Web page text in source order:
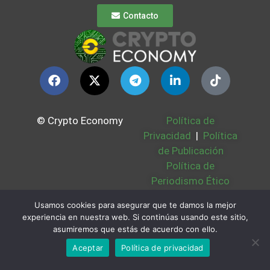
Contacto
© Crypto Economy
Política de
Privacidad | Política
de Publicación
Política de
Periodismo Ético
Bases Legales |
Partners | Sobre
Nosotros
Usamos cookies para asegurar que te damos la mejor
experiencia en nuestra web. Si continúas usando este sitio,
asumiremos que estás de acuerdo con ello.
Aceptar
Política de privacidad